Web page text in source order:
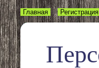
Главная Регистрация